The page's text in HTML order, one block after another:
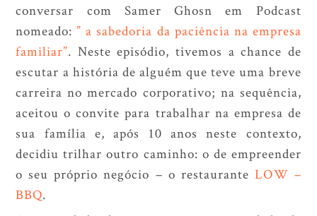
conversar com Samer Ghosn em Podcast
nomeado:” a sabedoria da paciência na empresa
familiar”. Neste episódio, tivemos a chance de
escutar a história de alguém que teve uma breve
carreira no mercado corporativo; na sequência,
aceitou o convite para trabalhar na empresa de
sua família e, após 10 anos neste contexto,
decidiu trilhar outro caminho: o de empreender
o seu próprio negócio – o restaurante LOW –
BBQ.